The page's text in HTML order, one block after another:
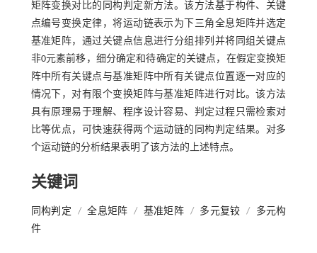
矩阵变换对比的同构判定新方法。该方法基于构件、关键
点编号变换定律，将运动链表示为下三角全息矩阵并选定
基准矩阵，通过关键点信息进行分组排列并将同组关键点
非0元素前移，细分确定和待确定的关键点，在假定变换矩
阵中所有关键点与基准矩阵中所有关键点位置逐一对应的
情况下，对有限个变换矩阵与基准矩阵进行对比。该方法
具有原理易于理解、程序设计容易、判定过程只需检索对
比等优点，可快速获得两个运动链的同构判定结果。对多
个运动链的分析结果表明了该方法的上述特点。
关键词
同构判定 / 全息矩阵 / 基准矩阵 / 多元复铰 /
多元构
件